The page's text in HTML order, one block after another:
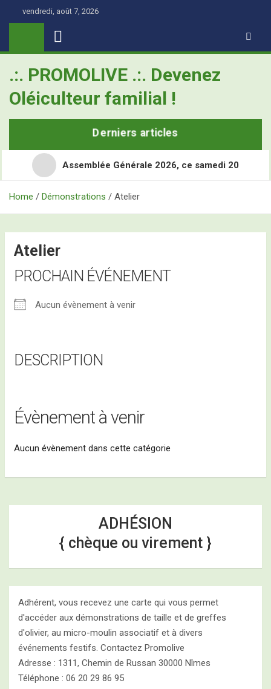
vendredi, août 7, 2026
.:. PROMOLIVE .:. Devenez
Oléiculteur familial !
Derniers articles
Assemblée Générale 2026, ce samedi 20
Retour en images sur les Assises Nationales de
Demain, ce sont les Assises Nationales de l’Oléiculture
Familiale à Nîmes Métropole
Programme des 2es Assises Nationales de
Home Démonstrations Atelier
Atelier
PROCHAIN ÉVÉNEMENT
Aucun évènement à venir
DESCRIPTION
Évènement à venir
Aucun évènement dans cette catégorie
ADHÉSION
{ chèque ou virement }
Adhérent, vous recevez une carte qui vous permet
d'accéder aux démonstrations de taille et de greffes
d'olivier, au micro-moulin associatif et à divers
événements festifs. Contactez Promolive
Adresse : 1311, Chemin de Russan 30000 Nîmes
Téléphone : 06 20 29 86 95